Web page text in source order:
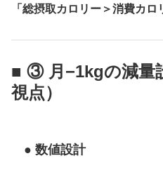
「総摂取カロリー＞消費カロ
■ ③ 月−1kgの減量
視点）
● 数値設計